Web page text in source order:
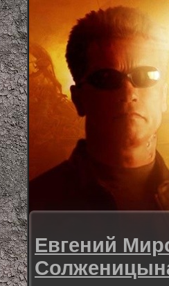
Евгений